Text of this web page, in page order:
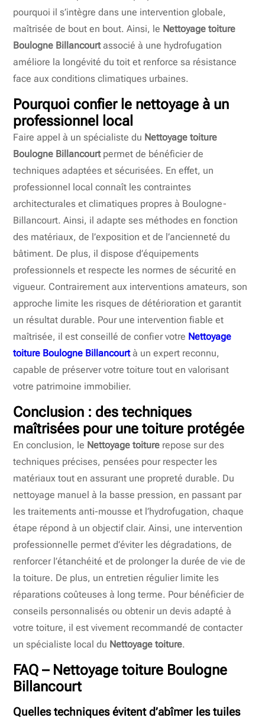
pourquoi il s’intègre dans une intervention globale,
maîtrisée de bout en bout. Ainsi, le Nettoyage toiture
Boulogne Billancourtassocié à une hydrofugation
améliore la longévité du toit et renforce sa résistance
face aux conditions climatiques urbaines.
Pourquoi confier le nettoyage à un
professionnel local
Faire appel à un spécialiste du Nettoyage toiture
Boulogne Billancourtpermet de bénéficier de
techniques adaptées et sécurisées. En effet, un
professionnel local connaît les contraintes
architecturales et climatiques propres à Boulogne-
Billancourt. Ainsi, il adapte ses méthodes en fonction
des matériaux, de l’exposition et de l’ancienneté du
bâtiment. De plus, il dispose d’équipements
professionnels et respecte les normes de sécurité en
vigueur. Contrairement aux interventions amateurs, son
approche limite les risques de détérioration et garantit
un résultat durable. Pour une intervention fiable et
maîtrisée, il est conseillé de confier votre Nettoyage
toiture Boulogne Billancourtà un expert reconnu,
capable de préserver votre toiture tout en valorisant
votre patrimoine immobilier.
Conclusion : des techniques
maîtrisées pour une toiture protégée
En conclusion, le Nettoyage toiture repose sur des
techniques précises, pensées pour respecter les
matériaux tout en assurant une propreté durable. Du
nettoyage manuel à la basse pression, en passant par
les traitements anti-mousse et l’hydrofugation, chaque
étape répond à un objectif clair. Ainsi, une intervention
professionnelle permet d’éviter les dégradations, de
renforcer l’étanchéité et de prolonger la durée de vie de
la toiture. De plus, un entretien régulier limite les
réparations coûteuses à long terme. Pour bénéficier de
conseils personnalisés ou obtenir un devis adapté à
votre toiture, il est vivement recommandé de contacter
un spécialiste local du Nettoyage toiture.
FAQ – Nettoyage toiture Boulogne
Billancourt
Quelles techniques évitent d’abîmer les tuiles